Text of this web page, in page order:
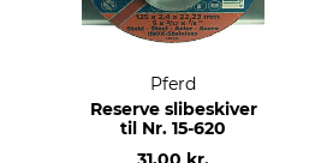
Pferd
Reserve slibeskiver
til Nr. 15-620